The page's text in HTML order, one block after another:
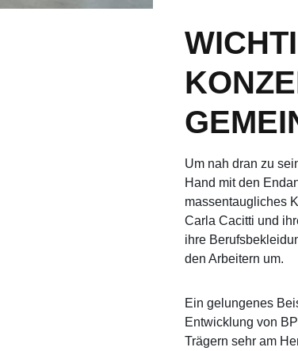
Um nah dran zu
Hand mit den
massentaugliches
Carla Cacitti und
ihre
den Arbeitern um.
Ein gelungenes
Entwicklung von
Trägern sehr am